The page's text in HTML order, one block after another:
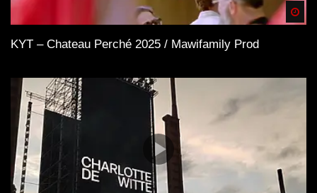
KYT – Chateau Perché 2025 / Mawifamily Prod